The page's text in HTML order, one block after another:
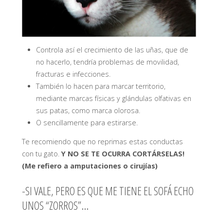
Controla así el crecimiento de las uñas, que de
no hacerlo, tendría problemas de movilidad,
fracturas e infecciones.
También lo hacen para marcar territorio,
mediante marcas físicas y glándulas olfativas en
sus patas, como marca olorosa.
O sencillamente para estirarse.
Te recomiendo que no reprimas estas conductas
con tu gato.Y NO SE TE OCURRA CORTÁRSELAS!
(Me refiero a amputaciones o cirujías)
-SI VALE, PERO ES QUE ME TIENE EL SOFÁ ECHO
UNOS “ZORROS”…